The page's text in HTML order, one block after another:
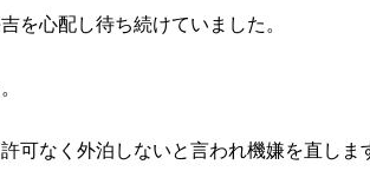
を心配し待ち続けていました。
可なく外泊しないと言われ機嫌を直しま